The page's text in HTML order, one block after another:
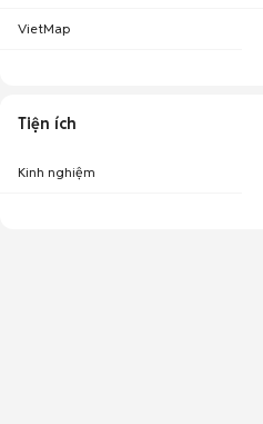
VietMap
Tiện ích
Kinh nghiệm